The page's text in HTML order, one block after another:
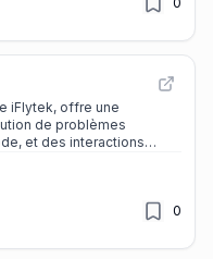
iFlytek, offre une
de problèmes
et des interactions
étudiants, les
0